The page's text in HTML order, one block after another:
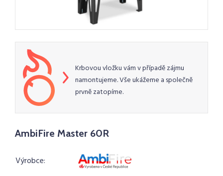
Krbovou vložku vám v případě zájmu
namontujeme. Vše ukážeme a společně
prvně zatopíme.
AmbiFire Master 60R
Výrobce: